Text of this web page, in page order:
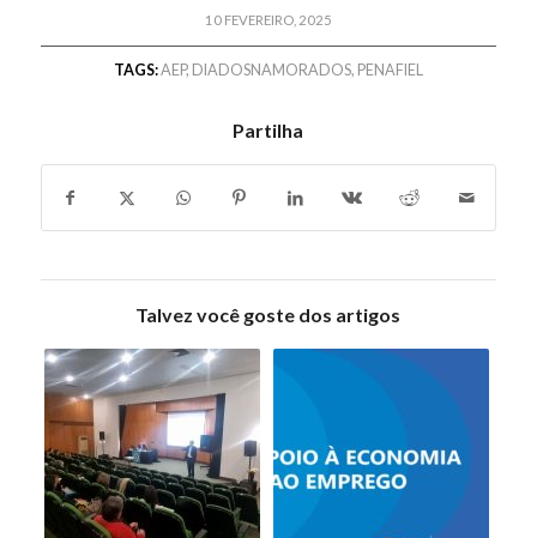
10 FEVEREIRO, 2025
TAGS:AEP, DIADOSNAMORADOS, PENAFIEL
Partilha
Talvez você goste dos artigos